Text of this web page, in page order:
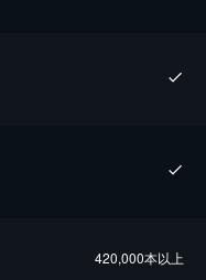
420,000本以上